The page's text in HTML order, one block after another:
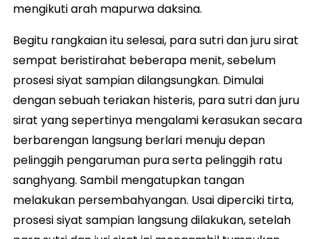
mengikuti arah mapurwa daksina.
Begitu rangkaian itu selesai, para sutri dan juru sirat
sempat beristirahat beberapa menit, sebelum
prosesi siyat sampian dilangsungkan. Dimulai
dengan sebuah teriakan histeris, para sutri dan juru
sirat yang sepertinya mengalami kerasukan secara
berbarengan langsung berlari menuju depan
pelinggih pengaruman pura serta pelinggih ratu
sanghyang. Sambil mengatupkan tangan
melakukan persembahyangan. Usai diperciki tirta,
prosesi siyat sampian langsung dilakukan, setelah